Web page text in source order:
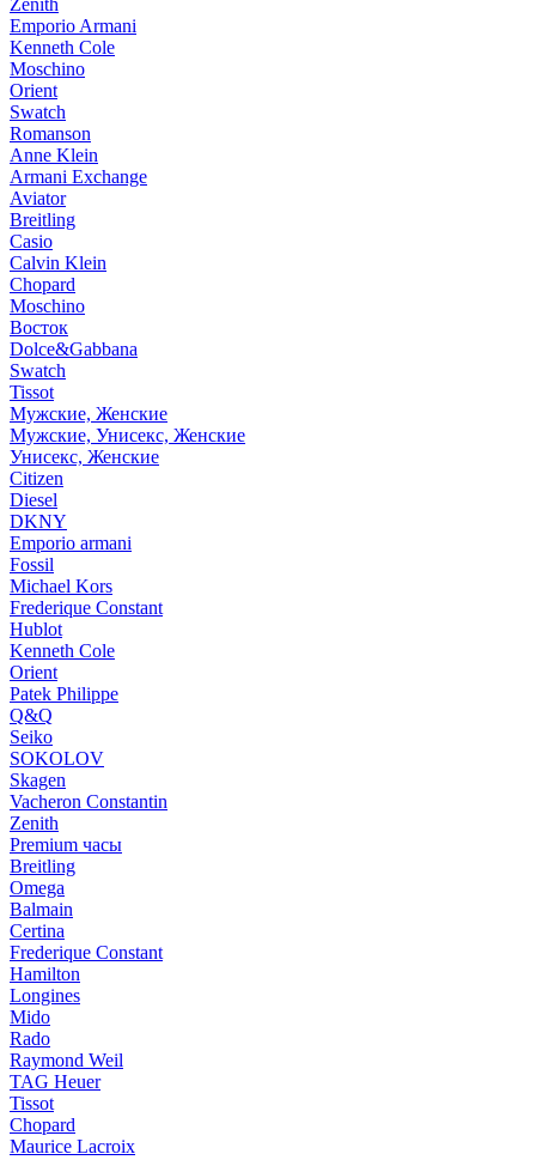
Zenith
Emporio Armani
Kenneth Cole
Moschino
Orient
Swatch
Romanson
Anne Klein
Armani Exchange
Aviator
Breitling
Casio
Calvin Klein
Chopard
Moschino
Восток
Dolce&Gabbana
Swatch
Tissot
Мужские, Женские
Мужские, Унисекс, Женские
Унисекс, Женские
Citizen
Diesel
DKNY
Emporio armani
Fossil
Michael Kors
Frederique Constant
Hublot
Kenneth Cole
Orient
Patek Philippe
Q&Q
Seiko
SOKOLOV
Skagen
Vacheron Constantin
Zenith
Premium часы
Breitling
Omega
Balmain
Certina
Frederique Constant
Hamilton
Longines
Mido
Rado
Raymond Weil
TAG Heuer
Tissot
Chopard
Maurice Lacroix